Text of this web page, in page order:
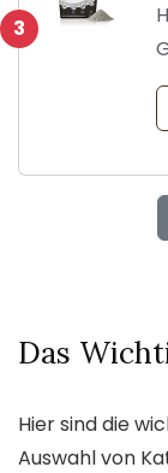
3
Das
Hier sind die
Auswahl von